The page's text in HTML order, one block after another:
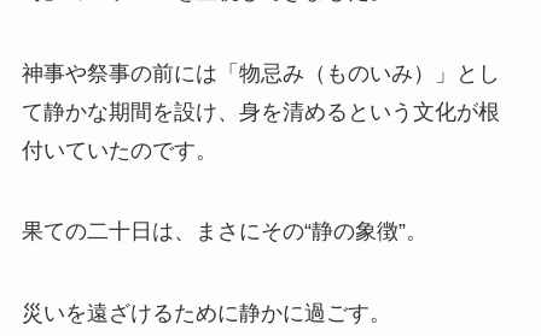
神事や祭事の前には「物忌み（ものいみ）」とし
て静かな期間を設け、身を清めるという文化が根
付いていたのです。
果ての二十日は、まさにその“静の象徴”。
災いを遠ざけるために静かに過ごす。